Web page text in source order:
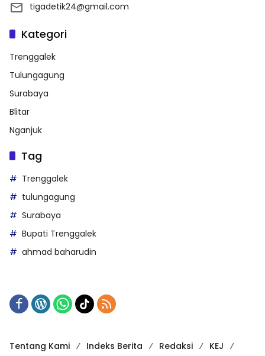
tigadetik24@gmail.com
Kategori
Trenggalek
Tulungagung
Surabaya
Blitar
Nganjuk
Tag
Trenggalek
tulungagung
Surabaya
Bupati Trenggalek
ahmad baharudin
Tentang Kami Indeks Berita Redaksi
KEJ